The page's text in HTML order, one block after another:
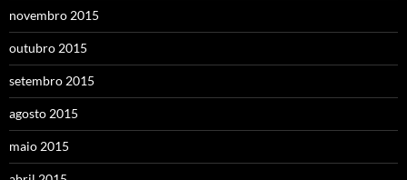
novembro 2015
outubro 2015
setembro 2015
agosto 2015
maio 2015